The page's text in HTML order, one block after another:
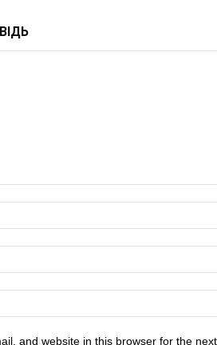
and website in this browser for the